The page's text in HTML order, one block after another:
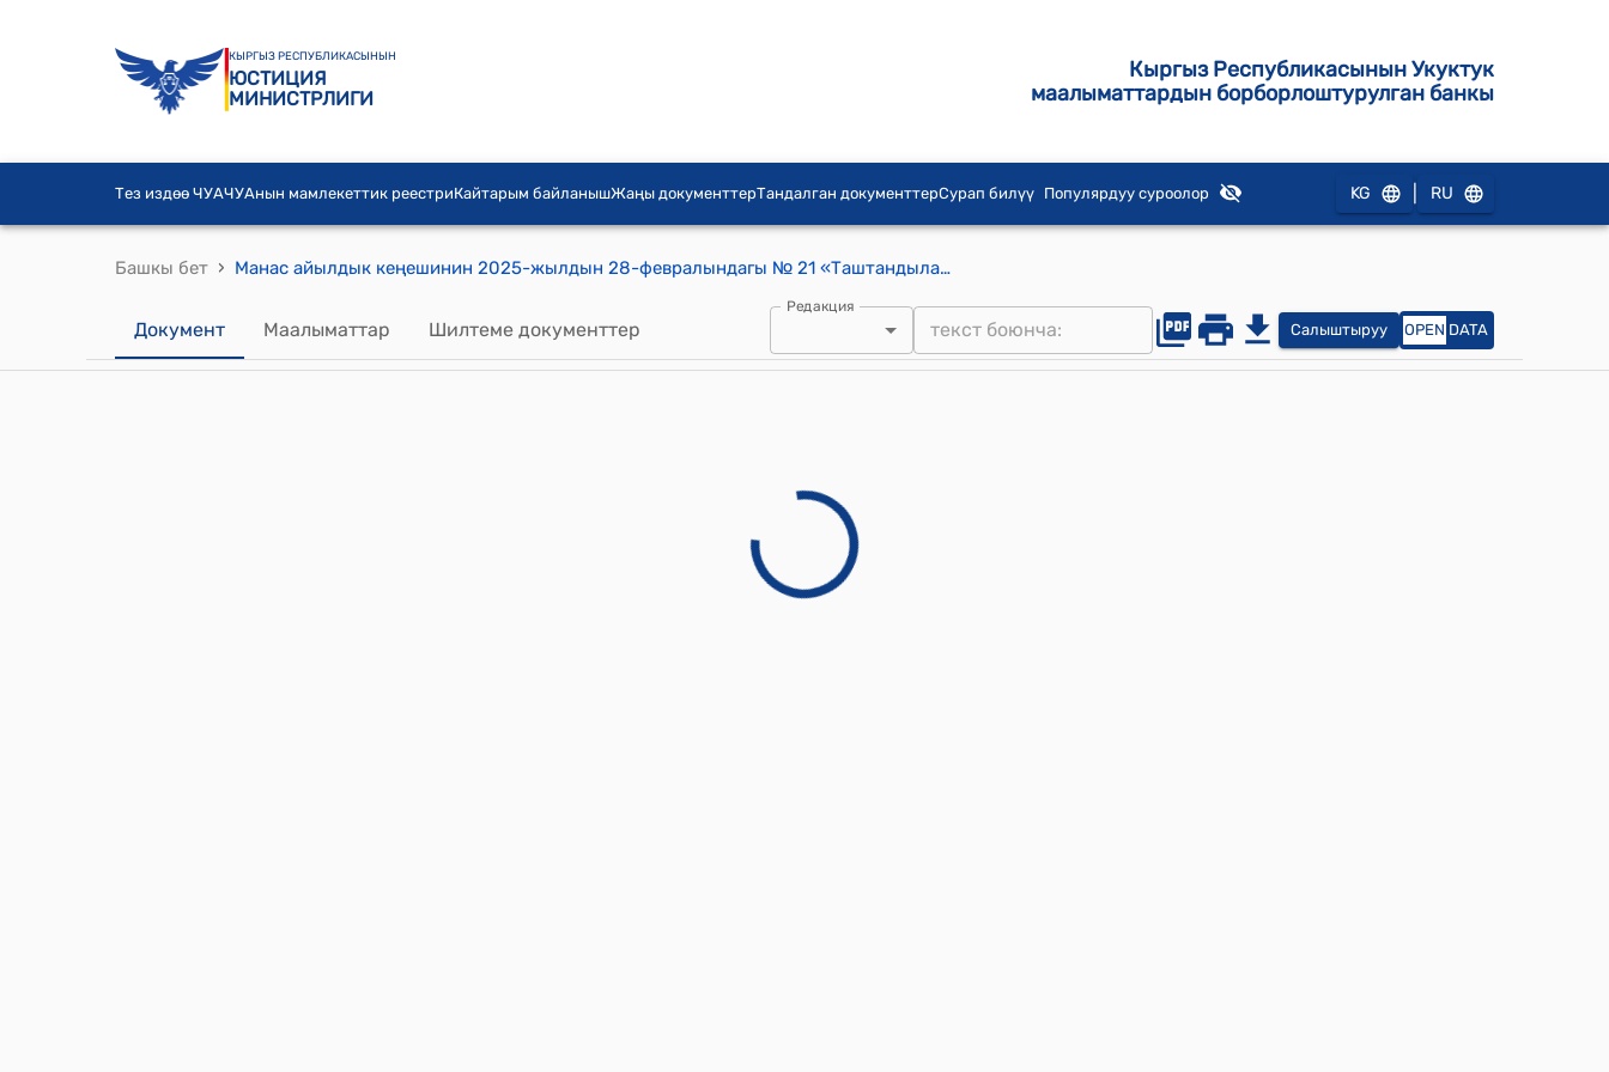
КЫРГЫЗ РЕСПУБЛИКАСЫНЫН
ЮСТИЦИЯ
МИНИСТРЛИГИ
Кыргыз Республикасынын Укуктук
маалыматтардын борборлоштурулган банкы
Тез издөө ЧУАЧУАнын мамлекеттик реестриКайтарым байланышЖаңы документтерТандалган документтерСурап билүү Популярдуу суроолор KG RU
Башкы бет › Манас айылдык кеңешинин 2025-жылдын 28-февралындагы № 21 «Таштандыларды ташып чыгаруу үчүн жыйымдын ставкасын колдонууга киргизүү жана ставкасын белгилөө женүндө» токтому
Документ Маалыматтар Шилтеме документтер
Редакция
Салыштыруу OPEN DATA